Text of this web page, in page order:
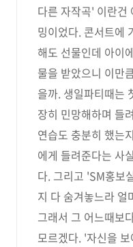
다른 자작곡' 이란건
밍이었다. 콘서트에
해도 선물인데 아이
물을 받았으니 이만
을까. 생일파티때는
장히 민망해하며 들
연습도 충분히 했는
에게 들려준다는 사
다. 그리고 'SM홍보
지 다 숨겨놓느라 얼
그래서 그 어느때보
모르겠다. '자신을